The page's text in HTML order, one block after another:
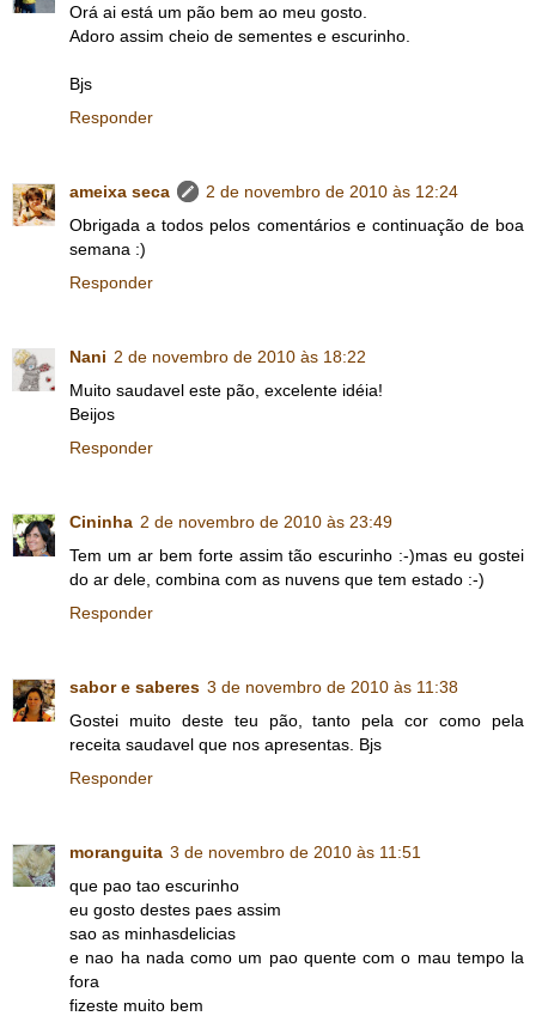
Orá ai está um pão bem ao meu gosto.
Adoro assim cheio de sementes e escurinho.
Bjs
Responder
ameixa seca
2 de novembro de 2010 às 12:24
Obrigada a todos pelos comentários e continuação de boa
semana :)
Responder
Nani 2 de novembro de 2010 às 18:22
Muito saudavel este pão, excelente idéia!
Beijos
Responder
Cininha 2 de novembro de 2010 às 23:49
Tem um ar bem forte assim tão escurinho :-)mas eu gostei
do ar dele, combina com as nuvens que tem estado :-)
Responder
sabor e saberes 3 de novembro de 2010 às 11:38
Gostei muito deste teu pão, tanto pela cor como pela
receita saudavel que nos apresentas. Bjs
Responder
moranguita 3 de novembro de 2010 às 11:51
que pao tao escurinho
eu gosto destes paes assim
sao as minhasdelicias
e nao ha nada como um pao quente com o mau tempo la
fora
fizeste muito bem